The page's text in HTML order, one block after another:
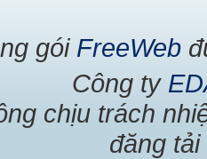
gói FreeWeb
Công ty
chịu trách
đăng